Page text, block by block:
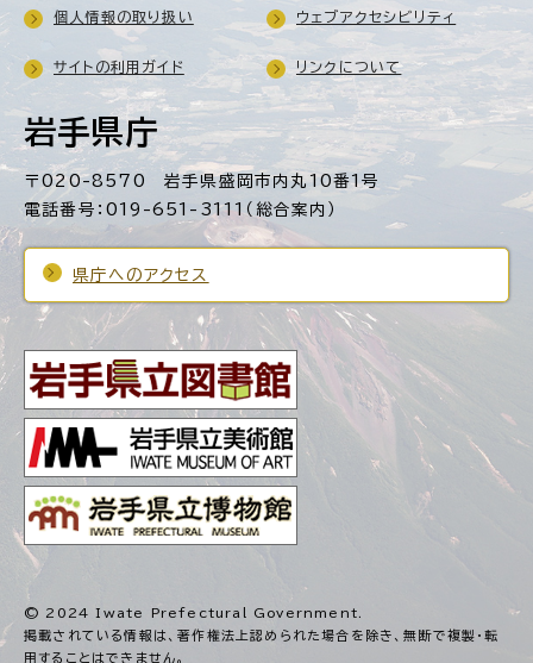
岩手県庁
〒020-8570 岩手県盛岡市内丸10番1号
電話番号：019-651-3111（総合案内）
県庁へのアクセス
個人情報の取り扱い ウェブアクセシビリティ
サイトの利用ガイド リンクについて
© 2024 Iwate Prefectural Government.
掲載されている情報は、著作権法上認められた場合を除き、無断で複製・転
用することはできません。